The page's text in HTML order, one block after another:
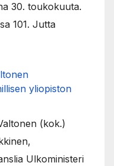
30. toukokuuta.
101. Jutta
yliopiston
(kok.)
Ulkoministeri